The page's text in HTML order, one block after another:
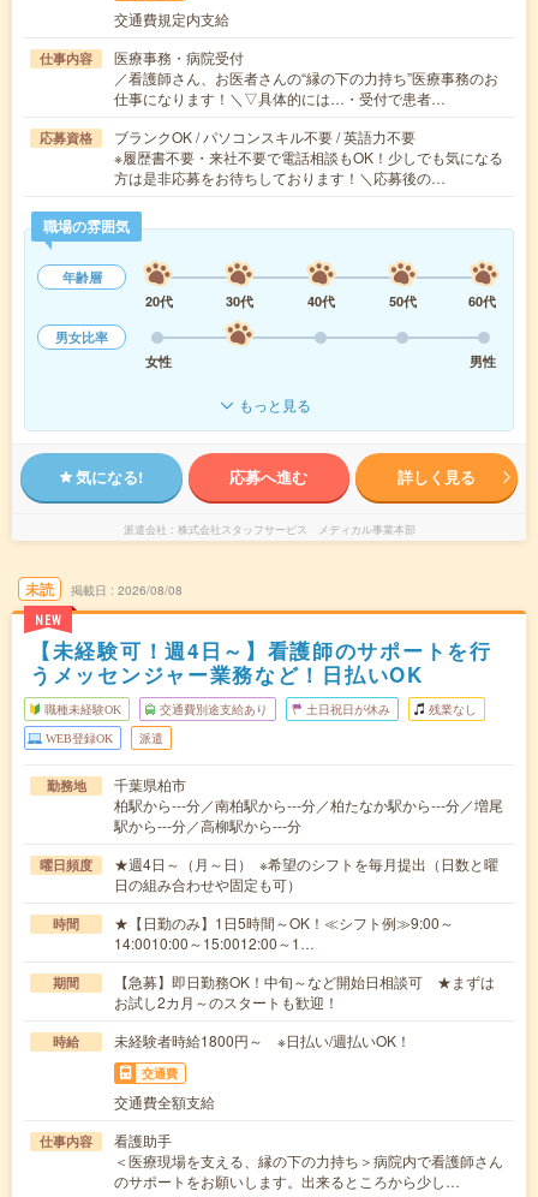
交通費規定内支給
仕事内容
医療事務・病院受付
／看護師さん、お医者さんの“縁の下の力持ち”医療事務のお
仕事になります！＼▽具体的には…・受付で患者…
応募資格
ブランクOK / パソコンスキル不要 / 英語力不要
※履歴書不要・来社不要で電話相談もOK！少しでも気になる
方は是非応募をお待ちしております！＼応募後の…
職場の雰囲気
年齢層
20代
30代 40代 50代
60代
男女比率
女性
男性
もっと見る
気になる! 応募へ進む 詳しく見る
派遣会社 株式会社スタッフサービス メディカル事業本部
未読
NEW
掲載日 2026/08/08
【未経験可！週4日～】看護師のサポートを行
うメッセンジャー業務など！日払いOK
職種未経験OK 交通費別途支給あり 土日祝日が休み 残業なし
WEB登録OK 派遣
勤務地
千葉県柏市
柏駅から---分／南柏駅から---分／柏たなか駅から---分／増尾
駅から---分／高柳駅から---分
曜日頻度
★週4日～（月～日） ※希望のシフトを毎月提出（日数と曜
日の組み合わせや固定も可）
時間
★【日勤のみ】1日5時間～OK！≪シフト例≫9:00～
14:0010:00～15:0012:00～1…
期間
【急募】即日勤務OK！中旬～など開始日相談可 ★まずは
お試し2カ月～のスタートも歓迎！
時給 未経験者時給1800円～ ※日払い/週払いOK！
交通費
交通費全額支給
仕事内容
看護助手
＜医療現場を支える、縁の下の力持ち＞病院内で看護師さん
のサポートをお願いします。出来るところから少し…